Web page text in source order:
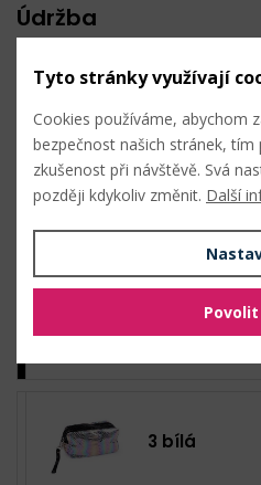
Údržba
Nahlásit
Hromadný nákup
5 černá
3 bílá
Tyto stránky využívají
Cookies používáme, abychom
bezpečnost našich stránek, tím
zkušenost při návštěvě. Svá
později kdykoliv změnit. Další
Povolit